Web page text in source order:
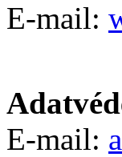
E-mail:
E-mail: